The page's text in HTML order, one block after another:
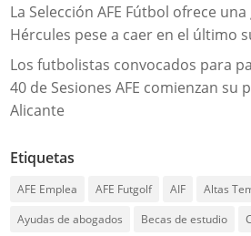
La Selección AFE Fútbol ofrece
Hércules pese a caer en el último
Los futbolistas convocados para
40 de Sesiones AFE comienzan su
Alicante
Etiquetas
AFE Emplea AFE Futgolf AIF Altas
Ayudas de abogados
Becas de estudio